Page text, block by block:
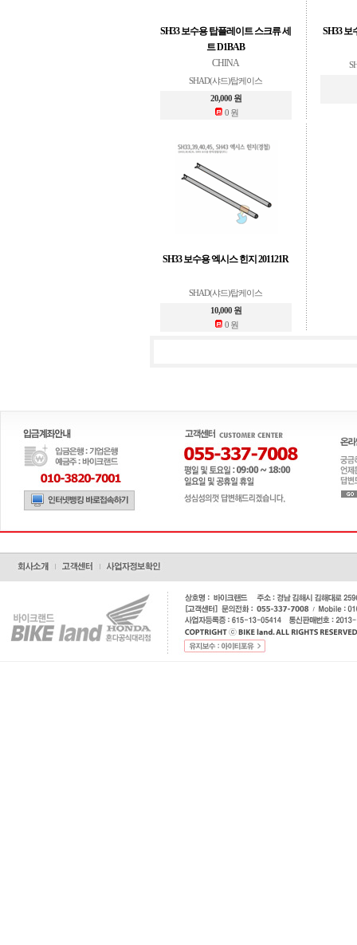
SH33 보수용 탑플레이트 스크류 세
트 D1BAB
CHINA
SHAD(샤드)탑케이스
20,000 원
0 원
SH33 보
SH33 보수용 엑시스 힌지 201121R
SHAD(샤드)탑케이스
10,000 원
0 원